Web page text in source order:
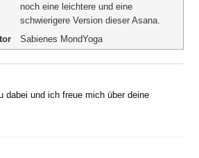
noch eine leichtere und eine
schwierigere Version dieser Asana.
Sabienes MondYoga
dabei und ich freue mich über deine